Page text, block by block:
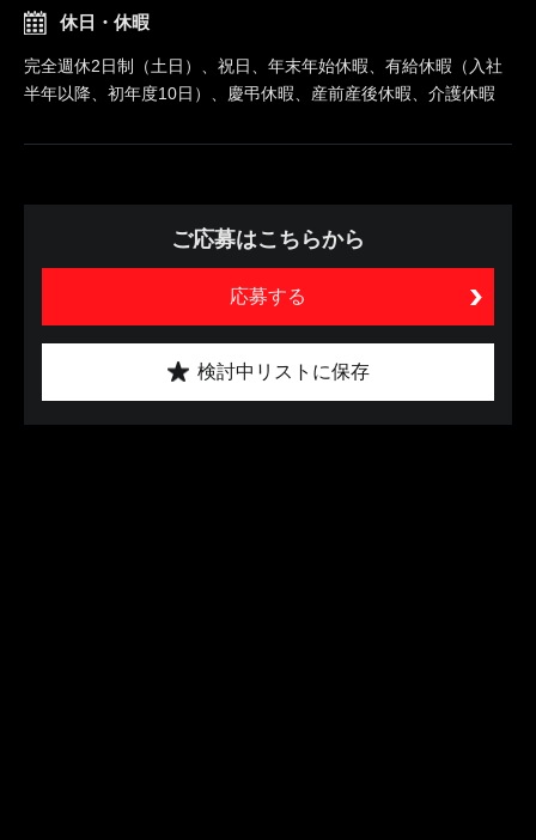
休日・休暇
完全週休2日制（土日）、祝日、年末年始休暇、有給休暇（入社
半年以降、初年度10日）、慶弔休暇、産前産後休暇、介護休暇
ご応募はこちらから
応募する
検討中リストに保存